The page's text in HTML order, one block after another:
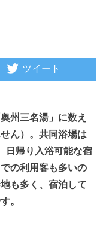
ツイート
州三名湯」に数え
ん）。共同浴場は
日帰り入浴可能な宿
の利用客も多いの
も多く、宿泊して
。